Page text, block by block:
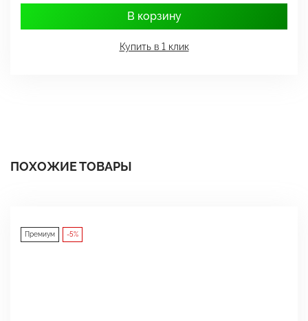
В корзину
Купить в 1 клик
ПОХОЖИЕ ТОВАРЫ
Премиум -5%